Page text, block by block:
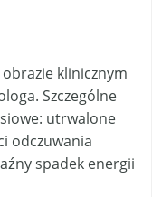
klinicznym
Szczególne
utrwalone
odczuwania
spadek energii